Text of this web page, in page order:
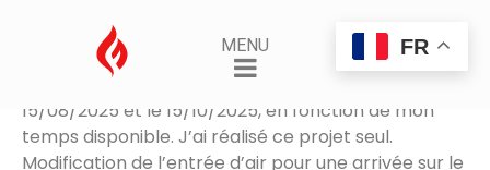
MENU
PDM modèle S
5 janvier 2026 Hamethyst
Projet réalisé sur une période de 2 mois entre le
15/08/2025 et le 15/10/2025, en fonction de mon
temps disponible. J’ai réalisé ce projet seul.
Modification de l’entrée d’air pour une arrivée sur le
FR